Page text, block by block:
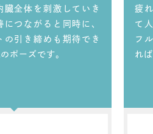
臓全体を刺激していき
つながると同時に、
の引き締めも期待でき
ポーズです。
疲
て
フ
れ